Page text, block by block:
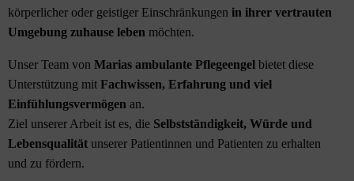
körperlicher oder geistiger Einschränkungen in ihrer vertrauten
Umgebung zuhause leben möchten.
Unser Team von Marias ambulante Pflegeengel bietet diese
Unterstützung mit Fachwissen, Erfahrung und viel
Einfühlungsvermögen an.
Ziel unserer Arbeit ist es, die Selbstständigkeit, Würde und
Lebensqualität unserer Patientinnen und Patienten zu erhalten
und zu fördern.